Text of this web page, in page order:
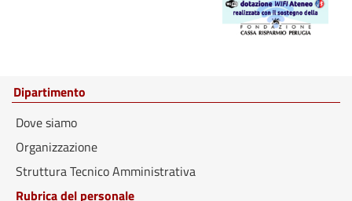
Dipartimento
Dove siamo
Organizzazione
Struttura Tecnico Amministrativa
Rubrica del personale